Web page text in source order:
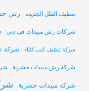
تنظيف الفلل الجديدة رش
شركات رش مبيدات في دبي
شركة تنظيف كنب كلباء شركة
شركة رش مبيدات حشرية
شركة مبيدات حشرية